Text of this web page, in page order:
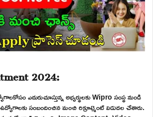
2024:
ఎదురుచూస్తున్న అభ్యర్థులకు Wipro సంస్థ నుండి
సంబందించిన మంచి రిక్రూట్మెంట్ విడుదల చేశారు.